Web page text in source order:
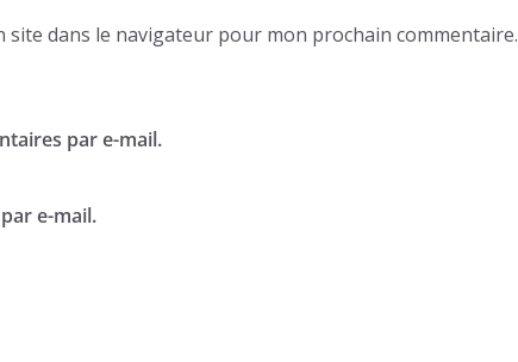
dans le navigateur pour mon prochain commentaire.
par e-mail.
e-mail.